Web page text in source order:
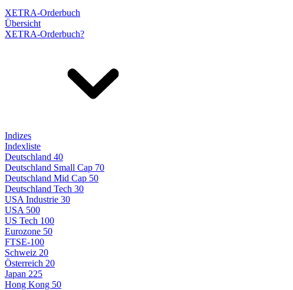
XETRA-Orderbuch
Übersicht
XETRA-Orderbuch?
Indizes
Indexliste
Deutschland 40
Deutschland Small Cap 70
Deutschland Mid Cap 50
Deutschland Tech 30
USA Industrie 30
USA 500
US Tech 100
Eurozone 50
FTSE-100
Schweiz 20
Österreich 20
Japan 225
Hong Kong 50